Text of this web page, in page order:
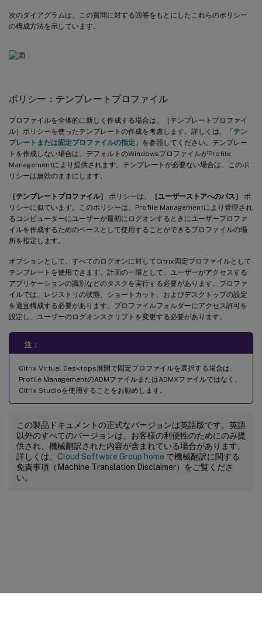
次のダイアグラムは、この質問に対する回答をもとにしたこれらのポリシー
の構成方法を示しています。
ポリシー：テンプレートプロファイル
プロファイルを全体的に新しく作成する場合は、［テンプレートプロファイ
ル］ポリシーを使ったテンプレートの作成を考慮します。詳しくは、「テン
プレートまたは固定プロファイルの指定 」を参照してください。テンプレー
トを作成しない場合は、デフォルトのWindowsプロファイルがProfile
Managementにより提供されます。テンプレートが必要ない場合は、このポ
リシーは無効のままにします。
［テンプレートプロファイル］ ポリシーは、 ［ユーザーストアへのパス］
ポ
リシーに似ています。このポリシーは、Profile Managementにより管理され
るコンピューターにユーザーが最初にログオンするときにユーザープロファ
イルを作成するためのベースとして使用することができるプロファイルの場
所を指定します。
オプションとして、すべてのログオンに対してCitrix固定プロファイルとして
テンプレートを使用できます。計画の一環として、ユーザーがアクセスする
アプリケーションの識別などのタスクを実行する必要があります。プロファ
イルでは、レジストリの状態、ショートカット、およびデスクトップの設定
を適宜構成する必要があります。プロファイルフォルダーにアクセス許可を
設定し、ユーザーのログオンスクリプトを変更する必要があります。
注：
Citrix Virtual Desktops展開で固定プロファイルを選択する場合は、
Profile ManagementのADMファイルまたはADMXファイルではなく、
Citrix Studioを使用することをお勧めします。
この製品ドキュメントの正式なバージョンは英語版です。英語
以外のすべてのバージョンは、お客様の利便性のためにのみ提
供され、機械翻訳された内容が含まれている場合があります。
詳しくは、 Cloud Software Group home で機械翻訳に関する
免責事項（Machine Translation Disclaimer）をご覧くださ
い。